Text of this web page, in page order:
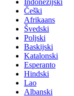
Indonezijski
Češki
Afrikaans
Švedski
Poljski
Baskijski
Katalonski
Esperanto
Hindski
Lao
Albanski